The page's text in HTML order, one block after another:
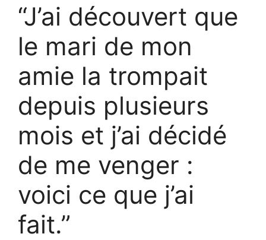
“J’ai découvert que
le mari de mon
amie la trompait
depuis plusieurs
mois et j’ai décidé
de me venger :
voici ce que j’ai
fait.”